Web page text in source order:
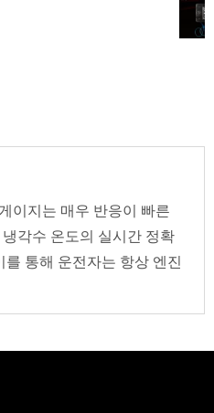
이지는 매우 반응이 빠른
각수 온도의 실시간 정확
통해 운전자는 항상 엔진